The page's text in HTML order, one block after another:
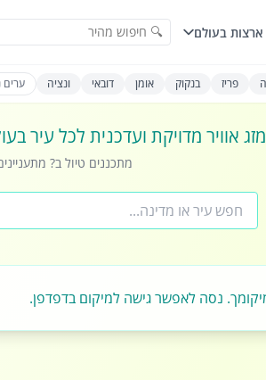
ארצות בעולם 🔍 חיפוש מהיר
פריז בנקוק אומן דובאי ונציה ערים
אוויר מדויקת ועדכנית לכל עיר
מתכננים טיול ב?
נסה לאפשר גישה למיקום בדפדפן.